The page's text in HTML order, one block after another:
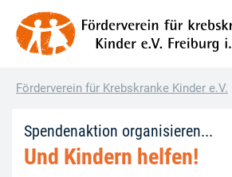
Förderverein für Krebskranke Kinder e.V.
Spendenaktion organisieren...
Und Kindern helfen!